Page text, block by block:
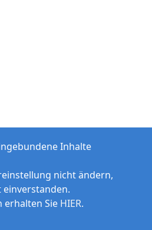
Grund e.V.
Inhalte
nicht ändern,
einverstanden.
Sie HIER.